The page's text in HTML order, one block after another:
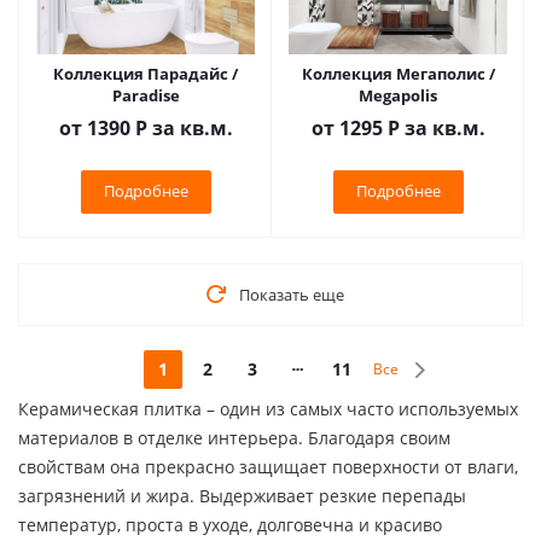
Коллекция Парадайс /
Paradise
от 1390 Р за кв.м.
Подробнее
Коллекция Мегаполис /
Megapolis
от 1295 Р за кв.м.
Подробнее
Показать еще
1 2 3 11 Все
Керамическая плитка – один из самых часто используемых
материалов в отделке интерьера. Благодаря своим
свойствам она прекрасно защищает поверхности от влаги,
загрязнений и жира. Выдерживает резкие перепады
температур, проста в уходе, долговечна и красиво